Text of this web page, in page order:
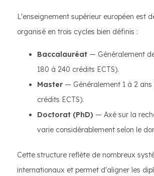
L'enseignement supérieur européen est
organisé en trois cycles bien définis :
Baccalauréat — Généralement
180 à 240 crédits ECTS).
Master — Généralement 1 à 2
crédits ECTS).
Doctorat (PhD) — Axé sur la
varie considérablement selon le
Cette structure reflète de nombreux
internationaux et permet d'aligner les